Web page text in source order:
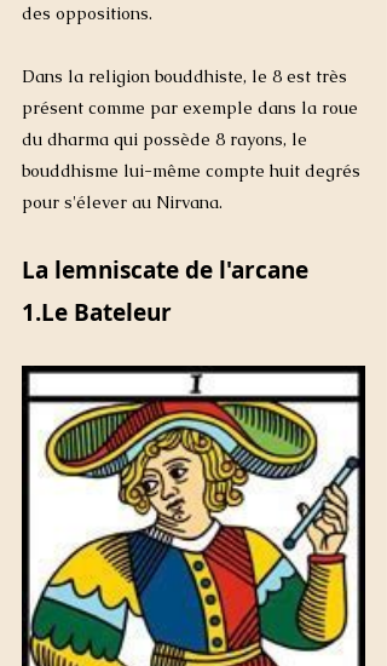
des oppositions.
Dans la religion bouddhiste, le 8 est très
présent comme par exemple dans la roue
du dharma qui possède 8 rayons, le
bouddhisme lui-même compte huit degrés
pour s'élever au Nirvana.
La lemniscate de l'arcane
1.Le Bateleur